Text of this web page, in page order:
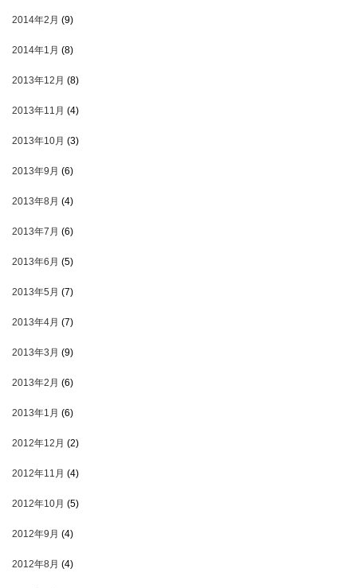
2014年2月 (9)
2014年1月 (8)
2013年12月 (8)
2013年11月 (4)
2013年10月 (3)
2013年9月 (6)
2013年8月 (4)
2013年7月 (6)
2013年6月 (5)
2013年5月 (7)
2013年4月 (7)
2013年3月 (9)
2013年2月 (6)
2013年1月 (6)
2012年12月 (2)
2012年11月 (4)
2012年10月 (5)
2012年9月 (4)
2012年8月 (4)